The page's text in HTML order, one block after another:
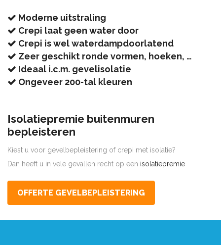
Moderne uitstraling
Crepi laat geen water door
Crepi is wel waterdampdoorlatend
Zeer geschikt ronde vormen, hoeken, …
Ideaal i.c.m. gevelisolatie
Ongeveer 200-tal kleuren
Isolatiepremie buitenmuren
bepleisteren
Kiest u voor gevelbepleistering of crepi met isolatie?
Dan heeft u in vele gevallen recht op een isolatiepremie
OFFERTE GEVELBEPLEISTERING